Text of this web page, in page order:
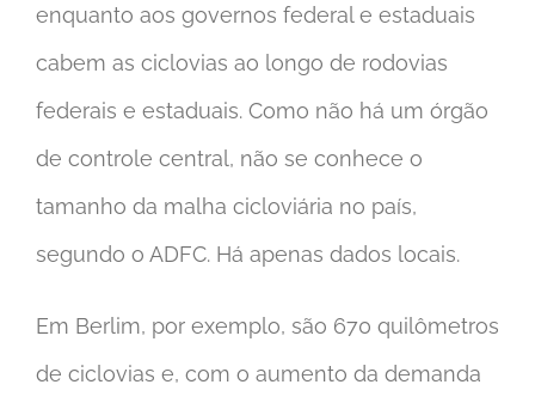
enquanto aos governos federal e estaduais
cabem as ciclovias ao longo de rodovias
federais e estaduais. Como não há um órgão
de controle central, não se conhece o
tamanho da malha cicloviária no país,
segundo o ADFC. Há apenas dados locais.
Em Berlim, por exemplo, são 670 quilômetros
de ciclovias e, com o aumento da demanda